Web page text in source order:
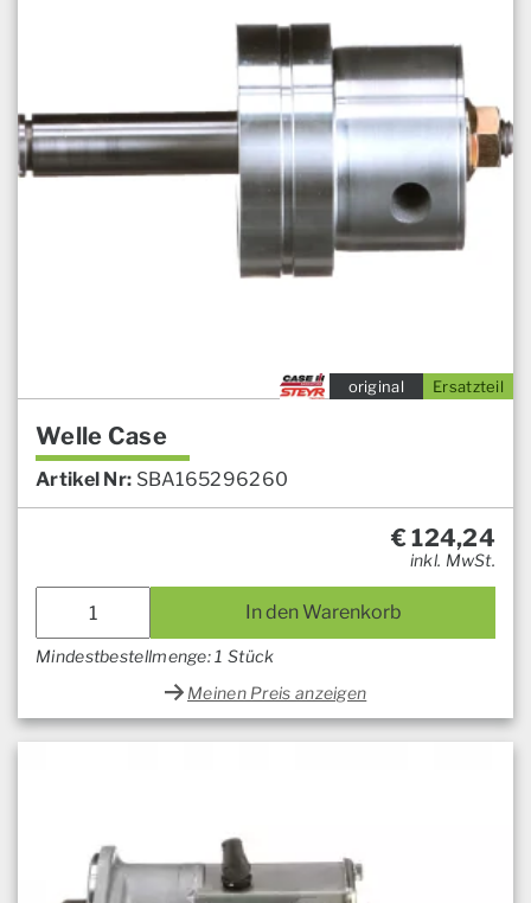
Ersatzteil
original
Welle Case
Artikel Nr: SBA165296260
€124,24
inkl. MwSt.
In den Warenkorb
Mindestbestellmenge: 1 Stück
Meinen Preis anzeigen